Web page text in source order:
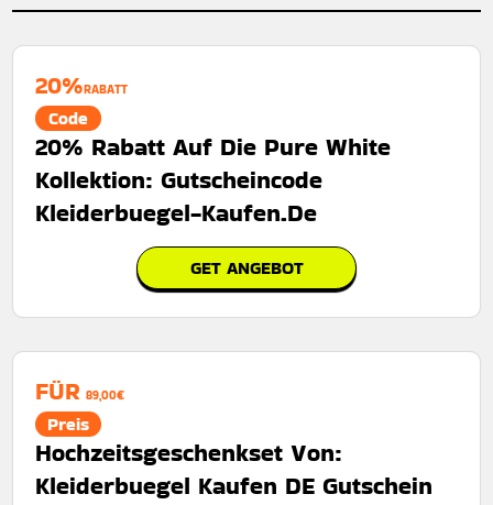
20%RABATT
Code
20% Rabatt Auf Die Pure White
Kollektion: Gutscheincode
Kleiderbuegel-Kaufen.De
GET ANGEBOT
FÜR 89,00€
Preis
Hochzeitsgeschenkset Von:
Kleiderbuegel Kaufen DE Gutschein